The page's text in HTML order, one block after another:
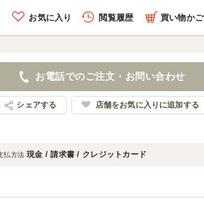
お気に入り 閲覧履歴
履歴を全件削除する
舗名：赤坂のり弁専門店
買い物かご
お電話でのご注文・お問い合わせ
シェアする 店舗をお気に入りに追加する
払方法 現金 / 請求書 / クレジットカード